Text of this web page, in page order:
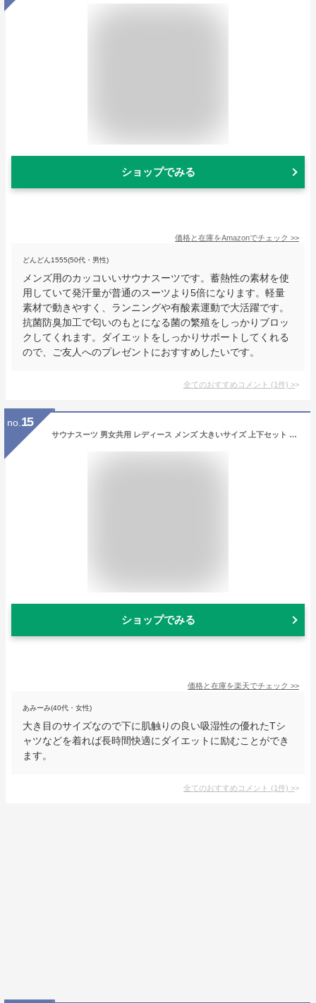
ショップでみる
価格と在庫をAmazonでチェック >>
どんどん1555(50代・男性)
メンズ用のカッコいいサウナスーツです。蓄熱性の素材を使
用していて発汗量が普通のスーツより5倍になります。軽量
素材で動きやすく、ランニングや有酸素運動で大活躍です。
抗菌防臭加工で匂いのもとになる菌の繁殖をしっかりブロッ
クしてくれます。ダイエットをしっかりサポートしてくれる
ので、ご友人へのプレゼントにおすすめしたいです。
全てのおすすめコメント (1件) >
no. 15
サウナスーツ 男女共用 レディース メンズ 大きいサイズ 上下セット 脂肪燃焼 発汗 ダイエット サウナ フィットネス ジョギング トレーニングウェア シェイプアップ チタン ランニング フランメ 新生活応援 送料無料
ショップでみる
価格と在庫を楽天でチェック >>
あみーみ(40代・女性)
大き目のサイズなので下に肌触りの良い吸湿性の優れたTシ
ャツなどを着れば長時間快適にダイエットに励むことができ
ます。
全てのおすすめコメント (1件) >